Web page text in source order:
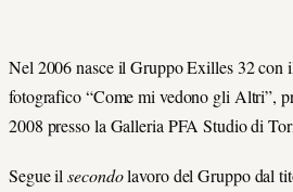
Nel 2006 nasce il Gruppo Exilles 32 con
fotografico “Come mi vedono gli Altri”,
2008 presso la Galleria PFA Studio di
Segue ilsecondolavoro del Gruppo dal